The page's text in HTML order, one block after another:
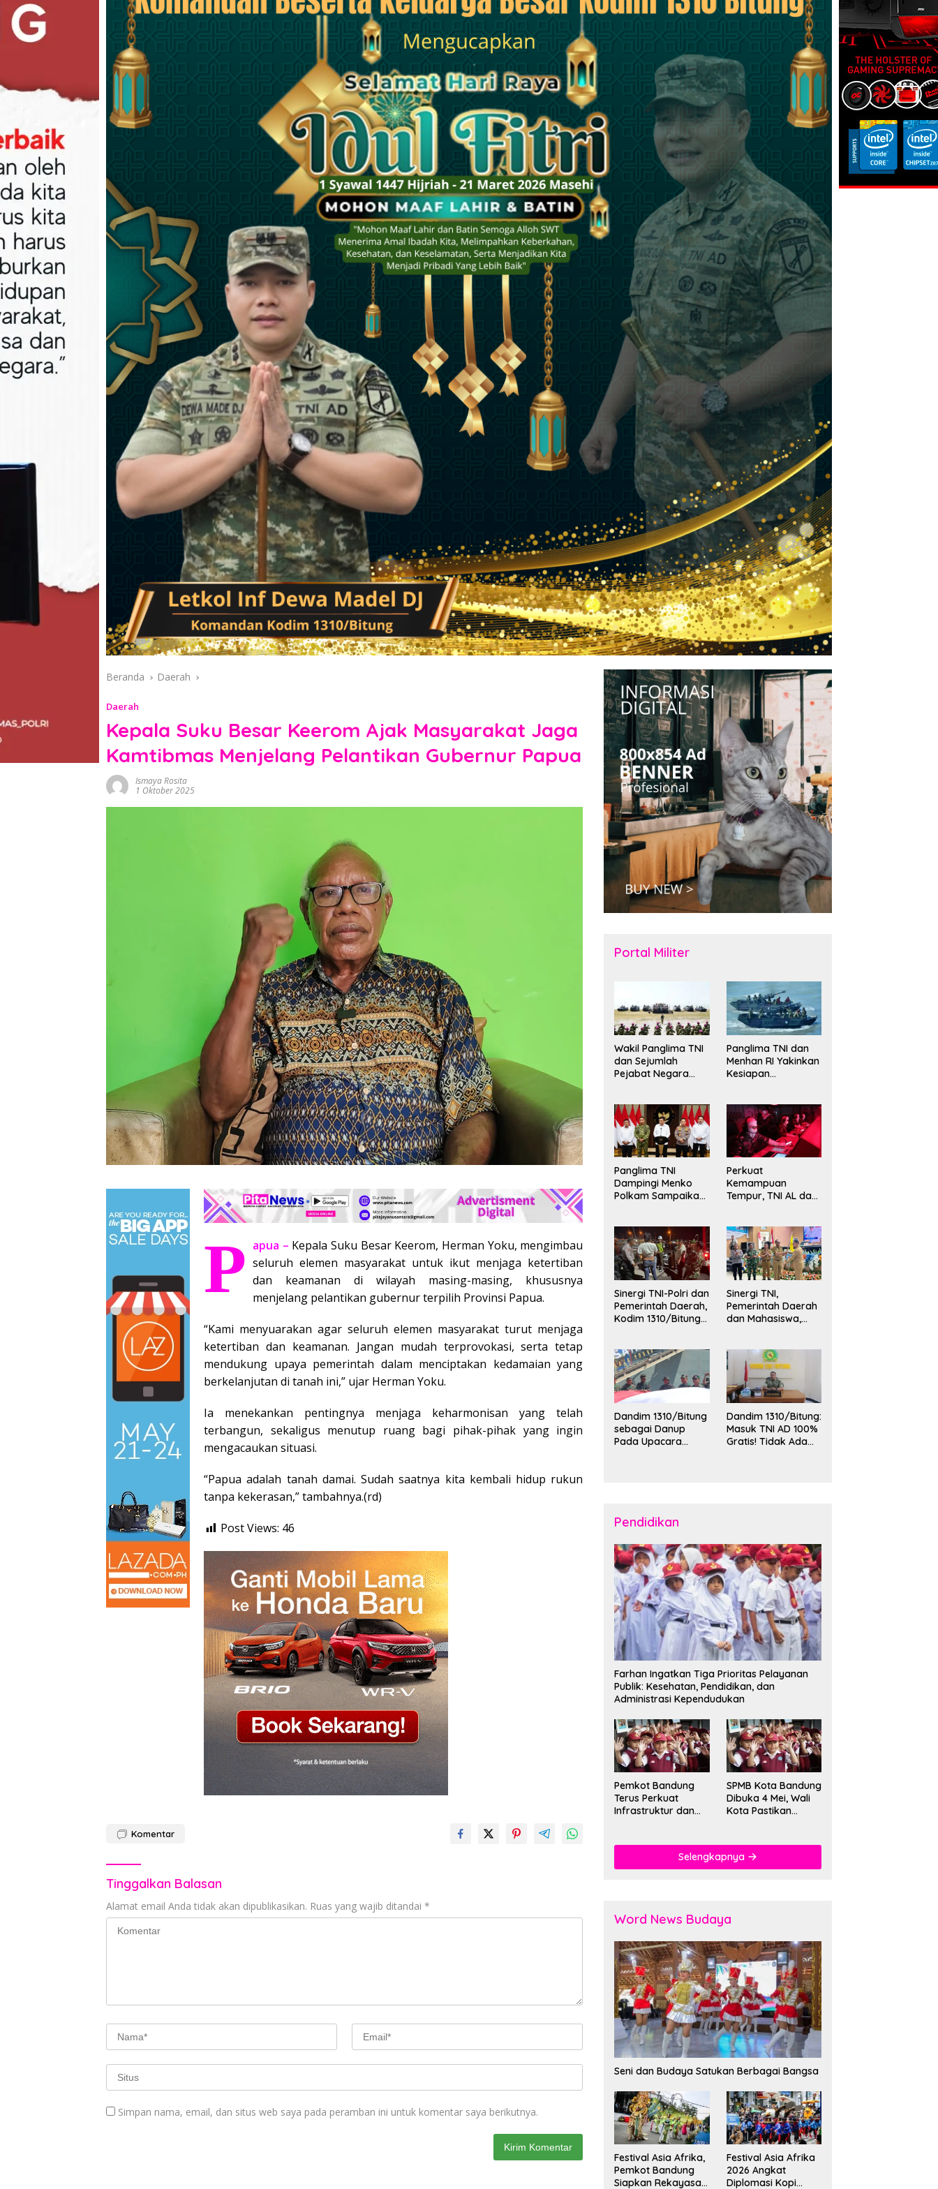
Beranda Daerah
Daerah
Kepala Suku Besar Keerom Ajak Masyarakat Jaga
Kamtibmas Menjelang Pelantikan Gubernur Papua
Ismaya Rosita
1 Oktober 2025
P apua – Kepala Suku Besar Keerom, Herman Yoku, mengimbau
seluruh elemen masyarakat untuk ikut menjaga ketertiban
dan keamanan di wilayah masing-masing, khususnya
menjelang pelantikan gubernur terpilih Provinsi Papua.
“Kami menyuarakan agar seluruh elemen masyarakat turut menjaga
ketertiban dan keamanan. Jangan mudah terprovokasi, serta tetap
mendukung upaya pemerintah dalam menciptakan kedamaian yang
berkelanjutan di tanah ini,” ujar Herman Yoku.
Ia menekankan pentingnya menjaga keharmonisan yang telah
terbangun, sekaligus menutup ruang bagi pihak-pihak yang ingin
mengacaukan situasi.
“Papua adalah tanah damai. Sudah saatnya kita kembali hidup rukun
tanpa kekerasan,” tambahnya.(rd)
Post Views: 46
Komentar
Tinggalkan Balasan
Alamat email Anda tidak akan dipublikasikan. Ruas yang wajib ditandai *
Simpan nama, email, dan situs web saya pada peramban ini untuk komentar saya berikutnya.
Portal Militer
Wakil Panglima TNI
dan Sejumlah
Pejabat Negara
Brevet Korps
Marinir
Panglima TNI dan
Menhan RI Yakinkan
Kesiapan
Panglima TNI
Dampingi Menko
Polkam Sampaikan
Bangsa
Perkuat
Kemampuan
Tempur, TNI AL dan
Latihan ORRUDA
2026
Sinergi TNI-Polri dan
Pemerintah Daerah,
Kodim 1310/Bitung
Wilayah Kota Bitung
Sinergi TNI,
Pemerintah Daerah
dan Mahasiswa,
Mahasiswa KKT
Unsrat Manado di
Kota Bitung
Dandim 1310/Bitung
sebagai Danup
Pada Upacara
Talaud dan Sangihe
Dandim 1310/Bitung:
Masuk TNI AD 100%
Gratis! Tidak Ada
Pendidikan
Farhan Ingatkan Tiga Prioritas Pelayanan
Publik: Kesehatan, Pendidikan, dan
Administrasi Kependudukan
Pemkot Bandung
Terus Perkuat
Infrastruktur dan
SPMB Kota Bandung
Dibuka 4 Mei, Wali
Kota Pastikan
Sekolah
Selengkapnya
Word News Budaya
Seni dan Budaya Satukan Berbagai Bangsa
Festival Asia Afrika,
Pemkot Bandung
Siapkan Rekayasa
Festival Asia Afrika
2026 Angkat
Diplomasi Kopi